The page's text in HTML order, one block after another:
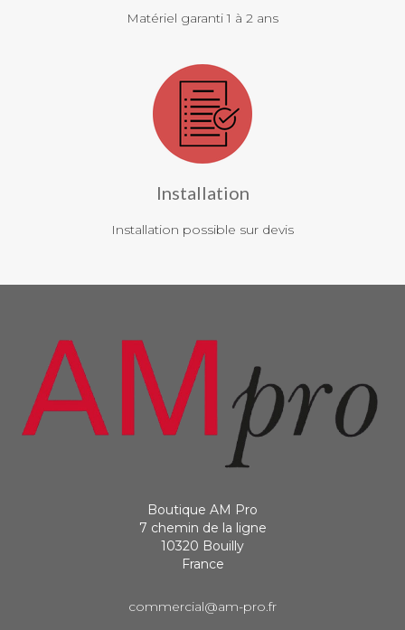
Matériel garanti 1 à 2 ans
Installation
Installation possible sur devis
Boutique AM Pro
7 chemin de la ligne
10320 Bouilly
France
commercial@am-pro.fr